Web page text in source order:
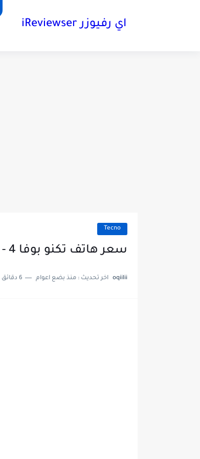
اي رفيوزر iReviewser
Tecno
سعر هاتف تكنو بوفا 4 - Tecno pova 4 في العراق
oqiilii اخر تحديث : منذ بضع اعوام 6 دقائق للقراءة